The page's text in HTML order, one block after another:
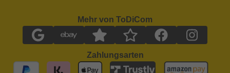
Mehr von ToDiCom
Zahlungsarten